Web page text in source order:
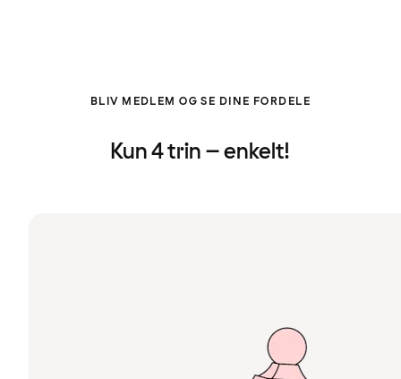
BLIV MEDLEM OG SE DINE FORDELE
Kun 4 trin – enkelt!